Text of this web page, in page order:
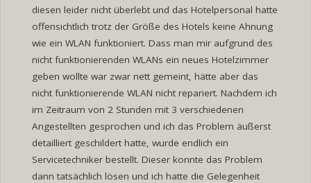
diesen leider nicht überlebt und das Hotelpersonal hatte
offensichtlich trotz der Größe des Hotels keine Ahnung
wie ein WLAN funktioniert. Dass man mir aufgrund des
nicht funktionierenden WLANs ein neues Hotelzimmer
geben wollte war zwar nett gemeint, hätte aber das
nicht funktionierende WLAN nicht repariert. Nachdem ich
im Zeitraum von 2 Stunden mit 3 verschiedenen
Angestellten gesprochen und ich das Problem äußerst
detailliert geschildert hatte, wurde endlich ein
Servicetechniker bestellt. Dieser konnte das Problem
dann tatsächlich lösen und ich hatte die Gelegenheit